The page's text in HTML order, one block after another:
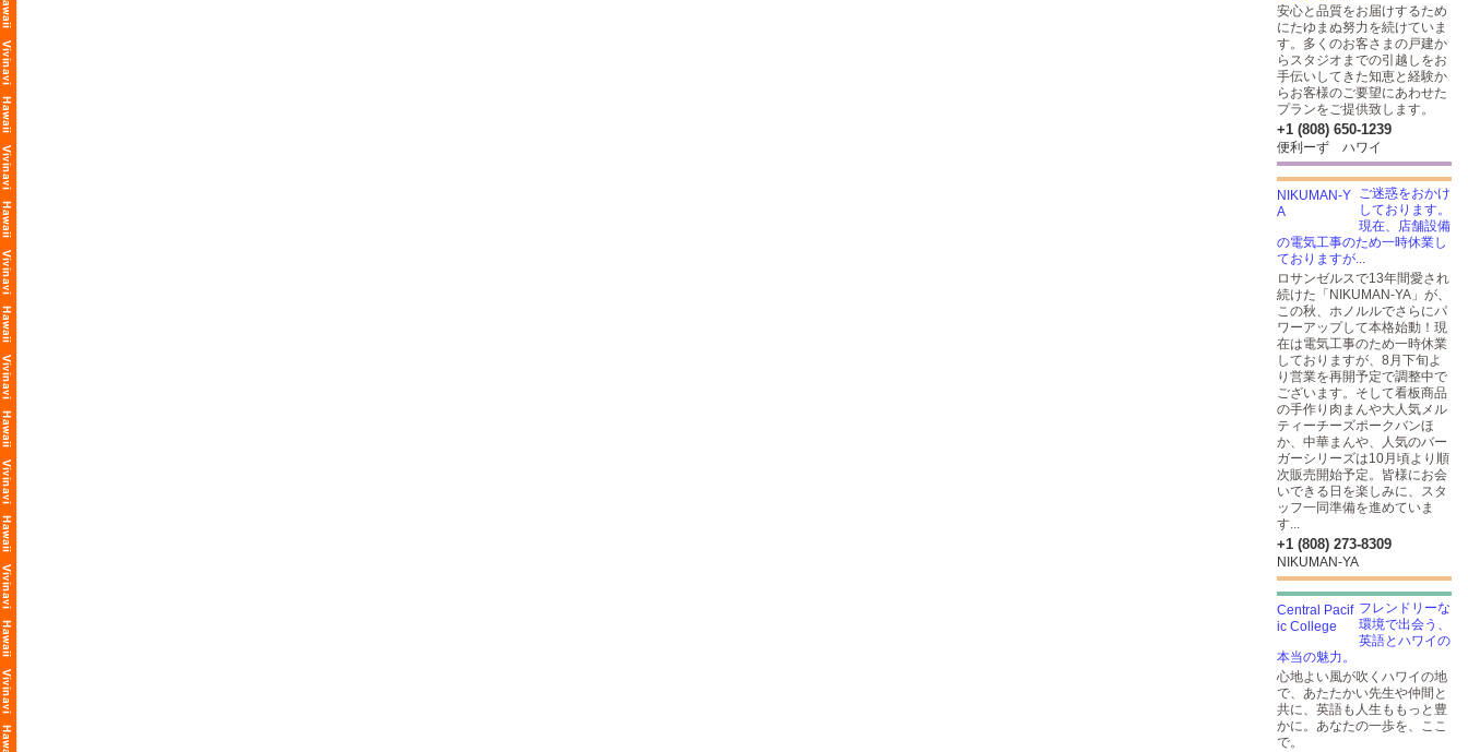
安心と品質をお届けするため
にたゆまぬ努力を続けていま
す。多くのお客さまの戸建か
らスタジオまでの引越しをお
手伝いしてきた知恵と経験か
らお客様のご要望にあわせた
プランをご提供致します。
+1 (808) 650-1239
便利ーず ハワイ
ご迷惑をおかけ
しております。
現在、店舗設備
の電気工事のため一時休業し
ておりますが...
ロサンゼルスで13年間愛され
続けた「NIKUMAN-YA」が、
この秋、ホノルルでさらにパ
ワーアップして本格始動！現
在は電気工事のため一時休業
しておりますが、8月下旬よ
り営業を再開予定で調整中で
ございます。そして看板商品
の手作り肉まんや大人気メル
ティーチーズポークバンほ
か、中華まんや、人気のバー
ガーシリーズは10月頃より順
次販売開始予定。皆様にお会
いできる日を楽しみに、スタ
ッフ一同準備を進めていま
す...
+1 (808) 273-8309
NIKUMAN-YA
フレンドリーな
環境で出会う、
英語とハワイの
本当の魅力。
心地よい風が吹くハワイの地
で、あたたかい先生や仲間と
共に、英語も人生ももっと豊
かに。あなたの一歩を、ここ
で。